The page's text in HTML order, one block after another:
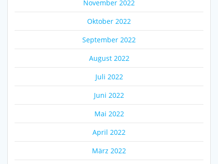
November 2022
Oktober 2022
September 2022
August 2022
Juli 2022
Juni 2022
Mai 2022
April 2022
März 2022